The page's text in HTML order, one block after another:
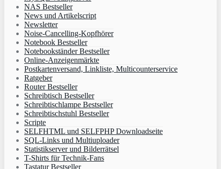
NAS Bestseller
News und Artikelscript
Newsletter
Noise-Cancelling-Kopfhörer
Notebook Bestseller
Notebookständer Bestseller
Online-Anzeigenmärkte
Postkartenversand, Linkliste, Multicounterservice
Ratgeber
Router Bestseller
Schreibtisch Bestseller
Schreibtischlampe Bestseller
Schreibtischstuhl Bestseller
Scripte
SELFHTML und SELFPHP Downloadseite
SQL-Links und Multiuploader
Statistikserver und Bilderrätsel
T-Shirts für Technik-Fans
Tastatur Bestseller